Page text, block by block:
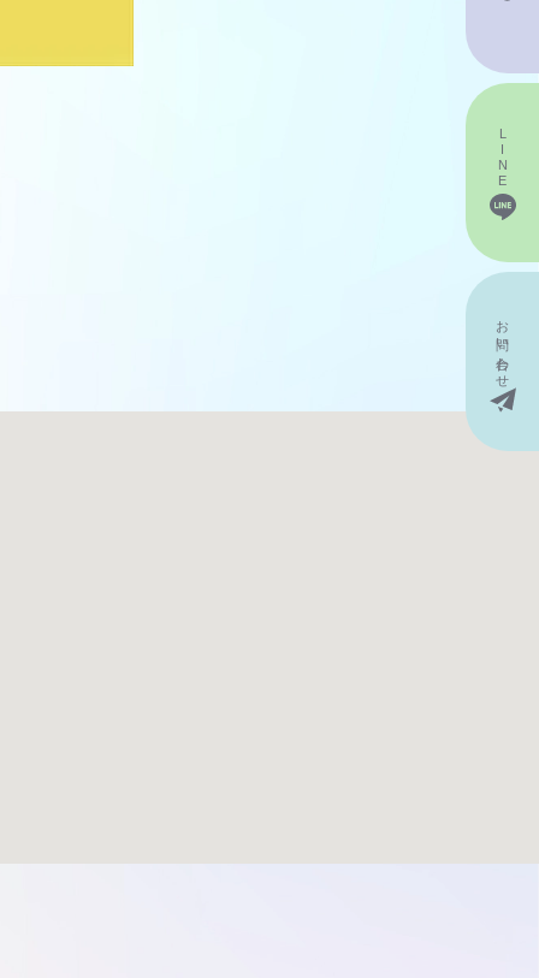
LINE
お問い
合わせ